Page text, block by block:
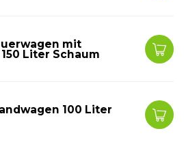
mit
Liter Schaum
100 Liter